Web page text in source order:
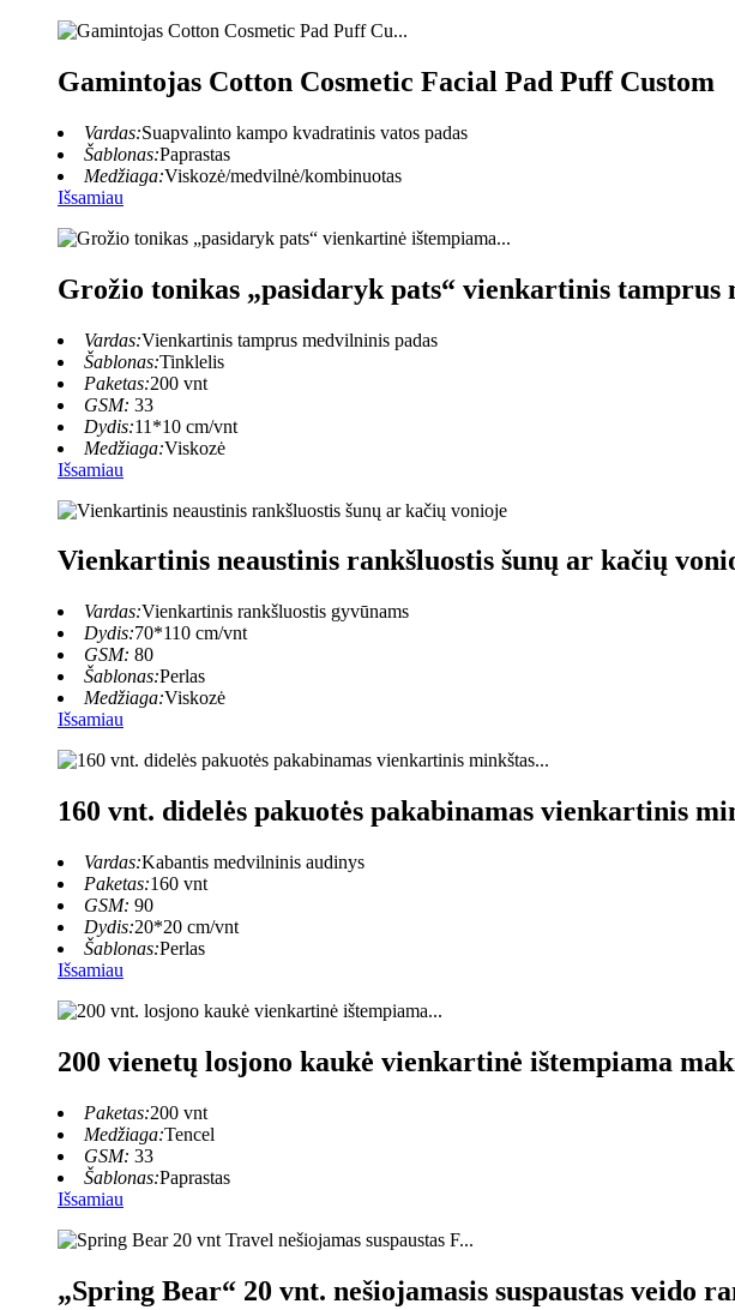
Gamintojas Cotton Cosmetic Facial Pad Puff Custom
Vardas:Suapvalinto kampo kvadratinis vatos padas
Šablonas:Paprastas
Medžiaga:Viskozė/medvilnė/kombinuotas
Išsamiau
Grožio tonikas „pasidaryk pats“ vienkartinis tamprus
Vardas:Vienkartinis tamprus medvilninis padas
Šablonas:Tinklelis
Paketas:200 vnt
GSM: 33
Dydis:11*10 cm/vnt
Medžiaga:Viskozė
Išsamiau
Vienkartinis neaustinis rankšluostis šunų ar kačių
Vardas:Vienkartinis rankšluostis gyvūnams
Dydis:70*110 cm/vnt
GSM: 80
Šablonas:Perlas
Medžiaga:Viskozė
Išsamiau
160 vnt. didelės pakuotės pakabinamas vienkartinis
Vardas:Kabantis medvilninis audinys
Paketas:160 vnt
GSM: 90
Dydis:20*20 cm/vnt
Šablonas:Perlas
Išsamiau
200 vienetų losjono kaukė vienkartinė ištempiama
Paketas:200 vnt
Medžiaga:Tencel
GSM: 33
Šablonas:Paprastas
Išsamiau
„Spring Bear“ 20 vnt. nešiojamasis suspaustas veido